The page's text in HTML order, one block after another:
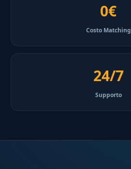
0€
Costo Matching
24/7
Supporto